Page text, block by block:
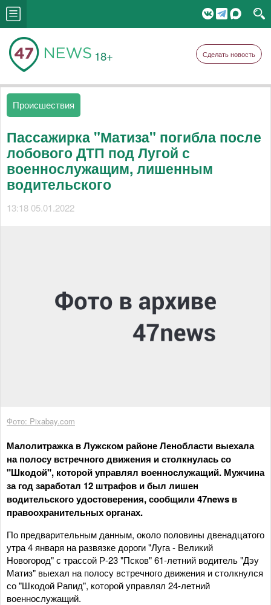
18+ Сделать новость
Происшествия
Пассажирка "Матиза" погибла после
лобового ДТП под Лугой с
военнослужащим, лишенным
водительского
13:18 05.01.2022
Фото: Pixabay.com
Малолитражка в Лужском районе Ленобласти выехала
на полосу встречного движения и столкнулась со
"Шкодой", которой управлял военнослужащий. Мужчина
за год заработал 12 штрафов и был лишен
водительского удостоверения, сообщили 47news в
правоохранительных органах.
По предварительным данным, около половины двенадцатого
утра 4 января на развязке дороги "Луга - Великий
Новогород" с трассой Р-23 "Псков" 61-летний водитель "Дэу
Матиз" выехал на полосу встречного движения и столкнулся
со "Шкодой Рапид", которой управлял 24-летний
военнослужащий.